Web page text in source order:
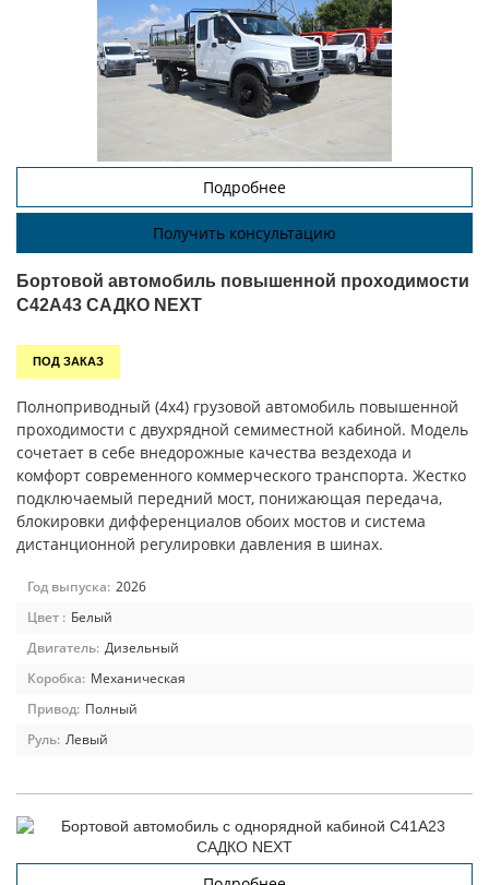
Подробнее
Получить консультацию
Бортовой автомобиль повышенной проходимости
C42A43 САДКО NEXT
ПОД ЗАКАЗ
Полноприводный (4х4) грузовой автомобиль повышенной
проходимости с двухрядной семиместной кабиной. Модель
сочетает в себе внедорожные качества вездехода и
комфорт современного коммерческого транспорта. Жестко
подключаемый передний мост, понижающая передача,
блокировки дифференциалов обоих мостов и система
дистанционной регулировки давления в шинах.
Год выпуска: 2026
Цвет : Белый
Двигатель: Дизельный
Коробка: Механическая
Привод: Полный
Руль: Левый